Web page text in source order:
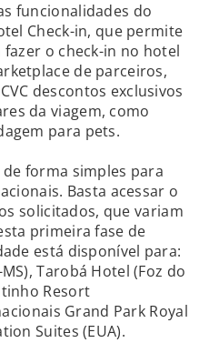
funcionalidades do
Check-in, que permite
o check-in no hotel
de parceiros,
descontos exclusivos
da viagem, como
para pets.
forma simples para
Basta acessar o
solicitados, que variam
primeira fase de
está disponível para:
Tarobá Hotel (Foz do
Resort
Grand Park Royal
Suites (EUA).